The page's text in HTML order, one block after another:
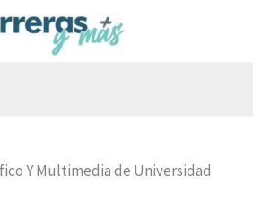
Y Multimedia de Universidad